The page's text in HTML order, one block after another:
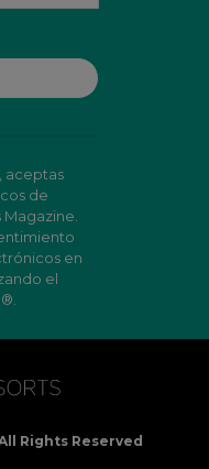
aceptas
de
en
el
Rights Reserved